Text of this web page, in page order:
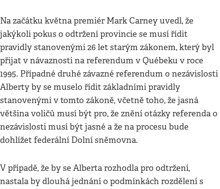
Na začátku května premiér Mark Carney uvedl, že
jakýkoli pokus o odtržení provincie se musí řídit
pravidly stanovenými 26 let starým zákonem, který byl
přijat v návaznosti na referendum v Québeku v roce
1995. Případné druhé závazné referendum o nezávislosti
Alberty by se muselo řídit základními pravidly
stanovenými v tomto zákoně, včetně toho, že jasná
většina voličů musí být pro, že znění otázky referenda o
nezávislosti musí být jasné a že na procesu bude
dohlížet federální Dolní sněmovna.
V případě, že by se Alberta rozhodla pro odtržení,
nastala by dlouhá jednání o podmínkách rozdělení s